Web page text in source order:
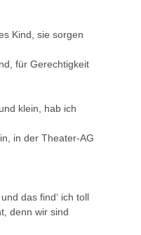
Kind, sie sorgen
für Gerechtigkeit
klein, hab ich
in der Theater-AG
das find‘ ich toll
denn wir sind